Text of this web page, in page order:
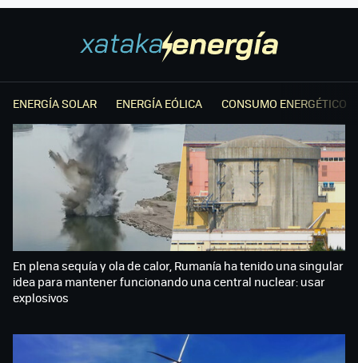
ENERGÍA SOLAR ENERGÍA EÓLICA CONSUMO ENERGÉTICO
En plena sequía y ola de calor, Rumanía ha tenido una singular
idea para mantener funcionando una central nuclear: usar
explosivos